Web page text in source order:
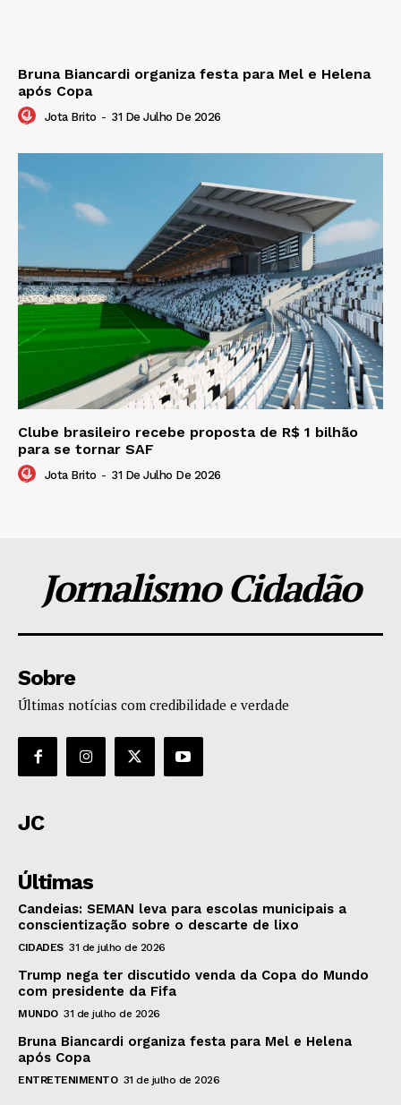
Bruna Biancardi organiza festa para Mel e Helena
após Copa
Jota Brito - 31 De Julho De 2026
Clube brasileiro recebe proposta de R$ 1 bilhão
para se tornar SAF
Jota Brito - 31 De Julho De 2026
Jornalismo Cidadão
Sobre
Últimas notícias com credibilidade e verdade
JC
Últimas
Candeias: SEMAN leva para escolas municipais a
conscientização sobre o descarte de lixo
CIDADES 31 de julho de 2026
Trump nega ter discutido venda da Copa do Mundo
com presidente da Fifa
MUNDO 31 de julho de 2026
Bruna Biancardi organiza festa para Mel e Helena
após Copa
ENTRETENIMENTO 31 de julho de 2026